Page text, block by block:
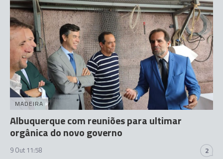
MADEIRA
Albuquerque com reuniões para ultimar
orgânica do novo governo
9 Out 11:58 2